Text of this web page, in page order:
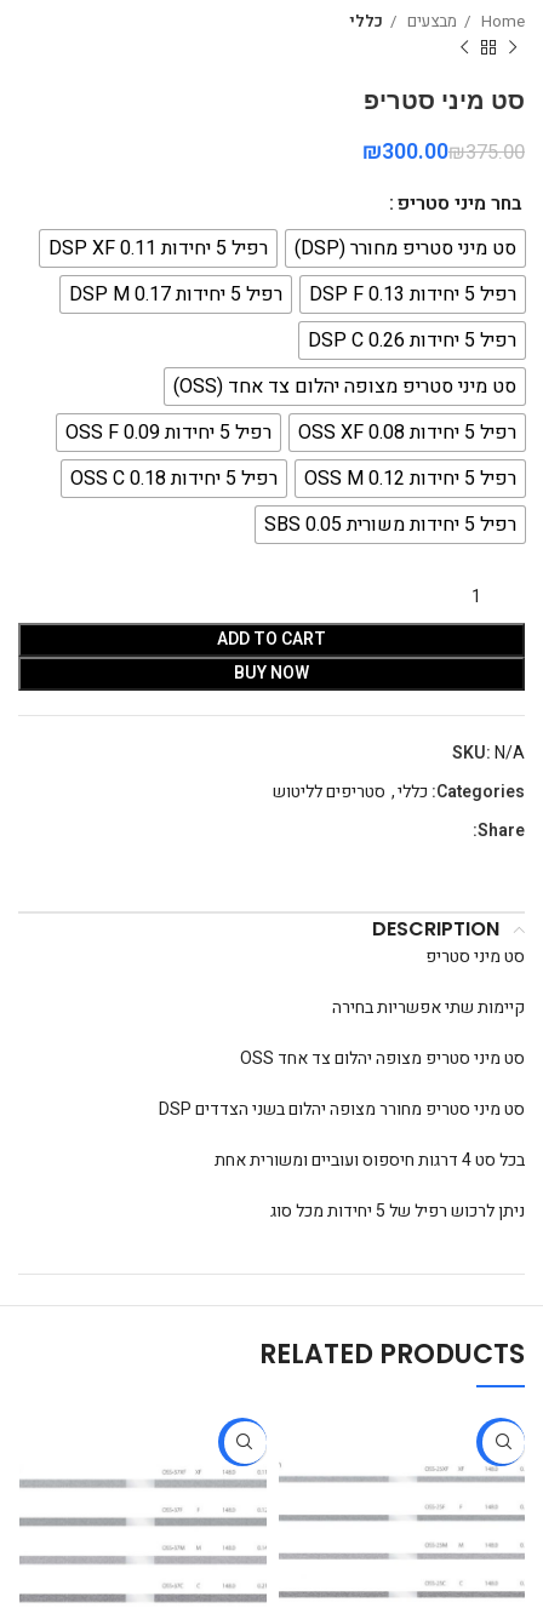
Home מבצעים כללי
סט מיני סטריפ
₪375.00
₪300.00
בחר מיני סטריפ
סט מיני סטריפ מחורר (DSP)
רפיל 5 יחידות DSP XF 0.11
רפיל 5 יחידות DSP F 0.13
רפיל 5 יחידות DSP M 0.17
רפיל 5 יחידות DSP C 0.26
סט מיני סטריפ מצופה יהלום צד אחד (OSS)
רפיל 5 יחידות OSS XF 0.08
רפיל 5 יחידות OSS F 0.09
רפיל 5 יחידות OSS M 0.12
רפיל 5 יחידות OSS C 0.18
רפיל 5 יחידות משורית SBS 0.05
ADD TO CART
BUY NOW
SKU:N/A
Categories: כללי, סטריפים לליטוש
Share:
DESCRIPTION
סט מיני סטריפ
קיימות שתי אפשריות בחירה
סט מיני סטריפ מצופה יהלום צד אחד OSS
סט מיני סטריפ מחורר מצופה יהלום בשני הצדדים DSP
בכל סט 4 דרגות חיספוס ועוביים ומשורית אחת
ניתן לרכוש רפיל של 5 יחידות מכל סוג
RELATED PRODUCTS
-17%
-17%